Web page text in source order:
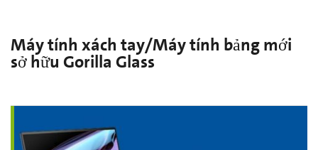
Máy tính xách tay/Máy tính bảng mới
sở hữu Gorilla Glass